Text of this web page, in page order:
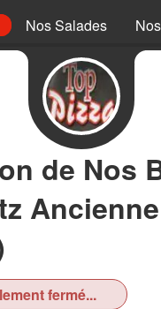
Nos Salades
de Nos
fermé...